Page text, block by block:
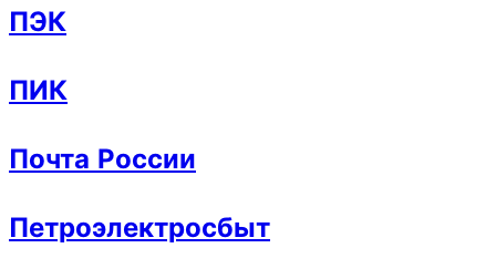
ПЭК
ПИК
Почта России
Петроэлектросбыт